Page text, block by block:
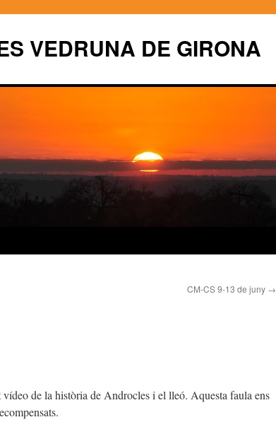
VEDRUNA DE GIRONA
CM-CS 9-13 de juny →
vídeo de la història de Androcles i el lleó. Aquesta faula ens